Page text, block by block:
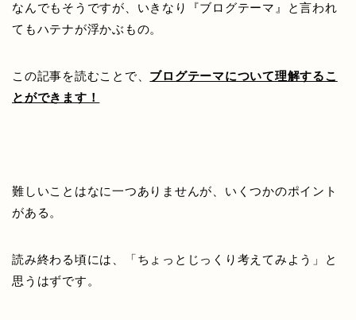
なんでもそうですが、いきなり『ブログテーマ』と言われ
てもハテナが浮かぶもの。
この記事を読むことで、 ブログテーマについて理解するこ
とができます！
難しいことはなに一つありませんが、いくつかのポイント
がある。
読み終わる頃には、「ちょっとじっくり考えてみよう」と
思うはずです。